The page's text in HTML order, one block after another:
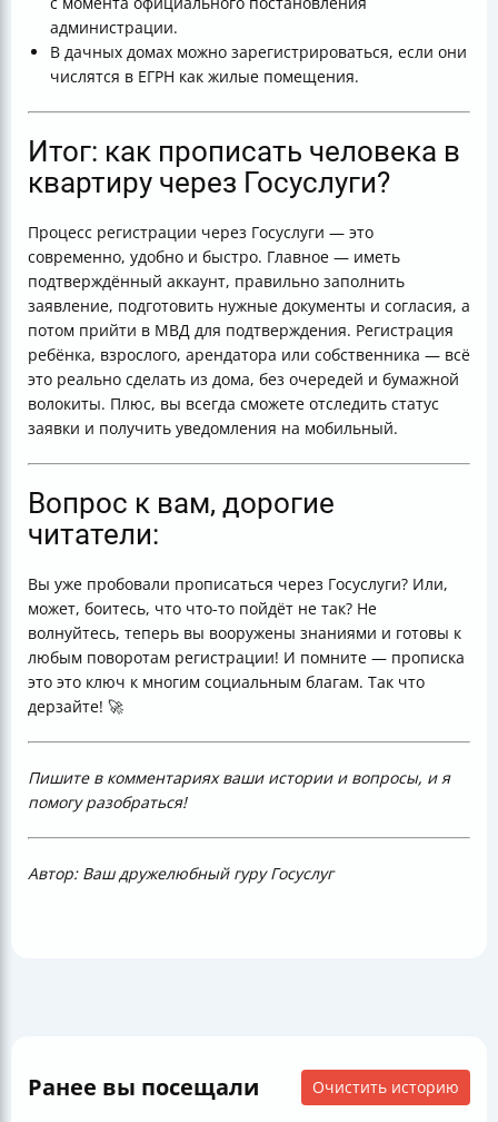
администрации.
В дачных домах можно зарегистрироваться, если они
числятся в ЕГРН как жилые помещения.
Итог: как прописать человека в
квартиру через Госуслуги?
Процесс регистрации через Госуслуги — это
современно, удобно и быстро. Главное — иметь
подтверждённый аккаунт, правильно заполнить
заявление, подготовить нужные документы и согласия, а
потом прийти в МВД для подтверждения. Регистрация
ребёнка, взрослого, арендатора или собственника — всё
это реально сделать из дома, без очередей и бумажной
волокиты. Плюс, вы всегда сможете отследить статус
заявки и получить уведомления на мобильный.
Вопрос к вам, дорогие
читатели:
Вы уже пробовали прописаться через Госуслуги? Или,
может, боитесь, что что-то пойдёт не так? Не
волнуйтесь, теперь вы вооружены знаниями и готовы к
любым поворотам регистрации! И помните — прописка
это это ключ к многим социальным благам. Так что
дерзайте! 🚀
Пишите в комментариях ваши истории и вопросы, и я
помогу разобраться!
Автор: Ваш дружелюбный гуру Госуслуг
Ранее вы посещали Очистить историю